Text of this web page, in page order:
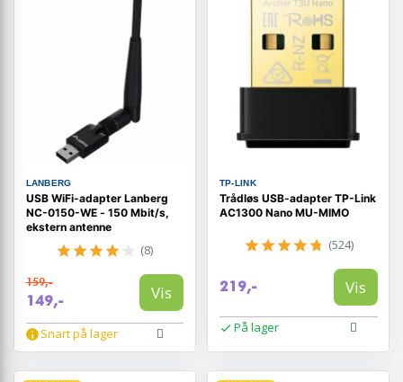
LANBERG
USB WiFi-adapter Lanberg
NC-0150-WE - 150 Mbit/s,
ekstern antenne
(8)
159,-
149,- Vis
Snart på lager
TP-LINK
Trådløs USB-adapter TP-Link
AC1300 Nano MU-MIMO
(524)
219,- Vis
På lager